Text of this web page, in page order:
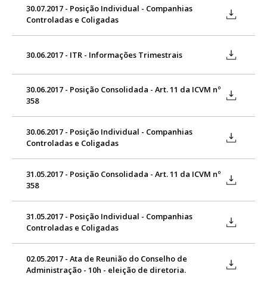
30.07.2017 - Posição Individual - Companhias
Controladas e Coligadas
30.06.2017 - ITR - Informações Trimestrais
30.06.2017 - Posição Consolidada - Art. 11 da ICVM nº
358
30.06.2017 - Posição Individual - Companhias
Controladas e Coligadas
31.05.2017 - Posição Consolidada - Art. 11 da ICVM nº
358
31.05.2017 - Posição Individual - Companhias
Controladas e Coligadas
02.05.2017 - Ata de Reunião do Conselho de
Administração - 10h - eleição de diretoria.